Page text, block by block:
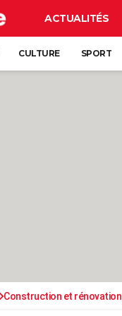
ACTUALITÉS
CULTURE SPORT
Construction et rénovation